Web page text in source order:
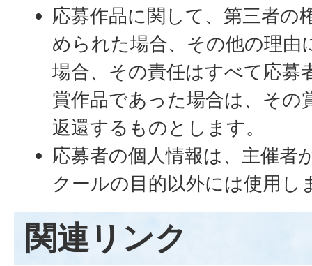
応募作品に関して、第三者の
められた場合、その他の理由
場合、その責任はすべて応募
賞作品であった場合は、その
返還するものとします。
応募者の個人情報は、主催者
クールの目的以外には使用し
関連リンク